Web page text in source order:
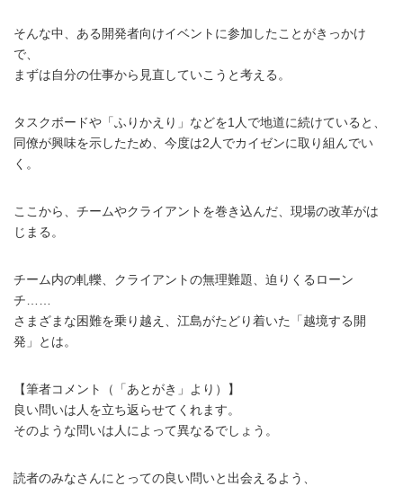
そんな中、ある開発者向けイベントに参加したことがきっかけ
で、
まずは自分の仕事から見直していこうと考える。
タスクボードや「ふりかえり」などを1人で地道に続けていると、
同僚が興味を示したため、今度は2人でカイゼンに取り組んでい
く。
ここから、チームやクライアントを巻き込んだ、現場の改革がは
じまる。
チーム内の軋轢、クライアントの無理難題、迫りくるローン
チ……
さまざまな困難を乗り越え、江島がたどり着いた「越境する開
発」とは。
【筆者コメント（「あとがき」より）】
良い問いは人を立ち返らせてくれます。
そのような問いは人によって異なるでしょう。
読者のみなさんにとっての良い問いと出会えるよう、